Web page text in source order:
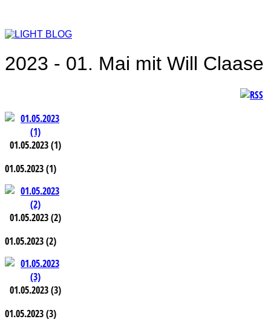
2023 - 01. Mai mit Will Claase
01.05.2023 (1)
01.05.2023 (1)
01.05.2023 (2)
01.05.2023 (2)
01.05.2023 (3)
01.05.2023 (3)